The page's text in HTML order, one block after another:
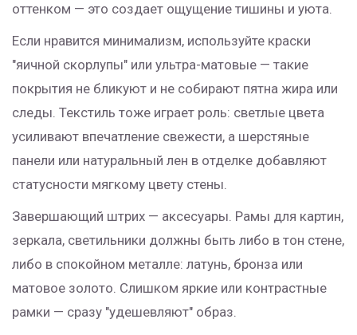
оттенком — это создает ощущение тишины и уюта.
Если нравится минимализм, используйте краски
"яичной скорлупы" или ультра-матовые — такие
покрытия не бликуют и не собирают пятна жира или
следы. Текстиль тоже играет роль: светлые цвета
усиливают впечатление свежести, а шерстяные
панели или натуральный лен в отделке добавляют
статусности мягкому цвету стены.
Завершающий штрих — аксесуары. Рамы для картин,
зеркала, светильники должны быть либо в тон стене,
либо в спокойном металле: латунь, бронза или
матовое золото. Слишком яркие или контрастные
рамки — сразу "удешевляют" образ.